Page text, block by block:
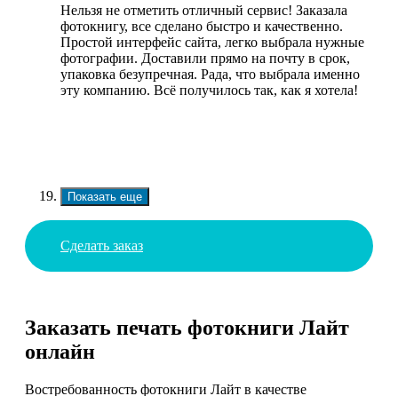
Нельзя не отметить отличный сервис! Заказала
фотокнигу, все сделано быстро и качественно.
Простой интерфейс сайта, легко выбрала нужные
фотографии. Доставили прямо на почту в срок,
упаковка безупречная. Рада, что выбрала именно
эту компанию. Всё получилось так, как я хотела!
Показать еще
Сделать заказ
Заказать печать фотокниги Лайт
онлайн
Востребованность фотокниги Лайт в качестве